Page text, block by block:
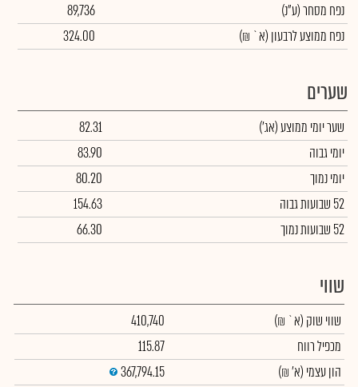
נפח מסחר(ע"נ)
89,736
נפח ממוצע לרבעון (א` ₪)
324.00
שערים
שער יומי ממוצע(אג')
82.31
יומי גבוה
83.90
יומי נמוך
80.20
52 שבועות גבוה
154.63
52 שבועות נמוך
66.30
שווי
שווי שוק (א` ₪)
410,740
מכפיל רווח
115.87
הון עצמי (א' ₪)
367,794.15